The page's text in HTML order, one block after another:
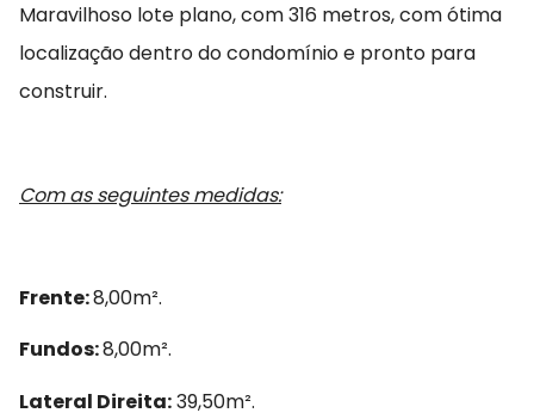
Maravilhoso lote plano, com 316 metros, com ótima
localização dentro do condomínio e pronto para
construir.
Com as seguintes medidas:
Frente:8,00m².
Fundos:8,00m².
Lateral Direita:39,50m².